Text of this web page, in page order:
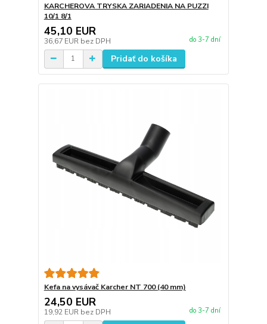
KARCHEROVA TRYSKA ZARIADENIA NA PUZZI
10/1 8/1
45,10 EUR
36,67 EUR bez DPH do 3-7 dní
Pridať do košíka
Kefa na vysávač Karcher NT 700 (40 mm)
24,50 EUR
19,92 EUR bez DPH do 3-7 dní